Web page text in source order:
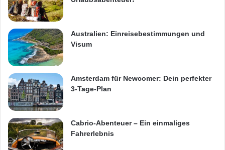
Australien: Einreisebestimmungen und
Visum
Amsterdam für Newcomer: Dein perfekter
3-Tage-Plan
Cabrio-Abenteuer – Ein einmaliges
Fahrerlebnis